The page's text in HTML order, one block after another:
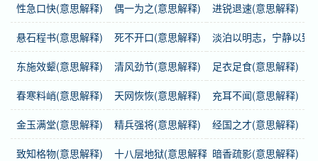
近义词 天下一统
字义分解
tiān
天
xià
下
wéi wèi
为
yī
一
性急口快(意思解释) 偶一为之(意思解释) 进锐退速(意思解释)
悬石程书(意思解释) 死不开口(意思解释) 淡泊以明志，宁静以致
东施效颦(意思解释) 清风劲节(意思解释) 足衣足食(意思解释)
春寒料峭(意思解释) 天网恢恢(意思解释) 充耳不闻(意思解释)
金玉满堂(意思解释) 精兵强将(意思解释) 经国之才(意思解释)
致知格物(意思解释) 十八层地狱(意思解释) 暗香疏影(意思解释)